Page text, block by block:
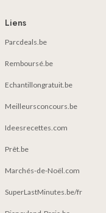
Liens
Parcdeals.be
Remboursé.be
Echantillongratuit.be
Meilleursconcours.be
Ideesrecettes.com
Prêt.be
Marchés-de-Noël.com
SuperLastMinutes.be/fr